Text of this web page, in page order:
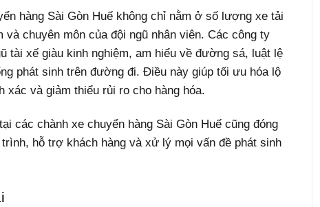
hàng Sài Gòn Huế không chỉ nằm ở số lượng xe tải
chuyên môn của đội ngũ nhân viên. Các công ty
tài xế giàu kinh nghiệm, am hiểu về đường sá, luật lệ
phát sinh trên đường đi. Điều này giúp tối ưu hóa lộ
xác và giảm thiểu rủi ro cho hàng hóa.
các chành xe chuyển hàng Sài Gòn Huế cũng đóng
hỗ trợ khách hàng và xử lý mọi vấn đề phát sinh